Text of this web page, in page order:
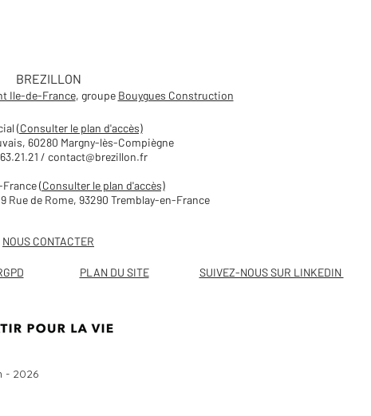
Sites et
organisée par
BREZILLON
Ile-de-France, groupe Bouygues Construction
(Consulter le plan d'accès)
60280 Margny-lès-Compiègne
/ contact@brezillon.fr
France(Consulter le plan d'accès)
Rue de Rome, 93290 Tremblay-en-France
NOUS CONTACTER
PLAN DU SITE SUIVEZ-NOUS SUR LINKEDIN
- 2026